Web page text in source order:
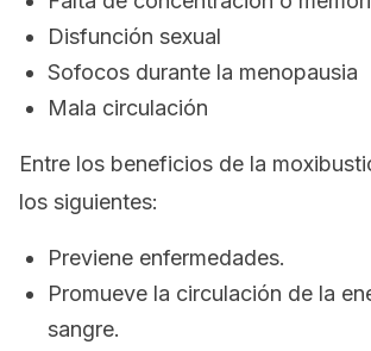
Disfunción sexual
Sofocos durante la menopausia
Mala circulación
Entre los beneficios de la
los siguientes:
Previene enfermedades.
Promueve la circulación de la
sangre.